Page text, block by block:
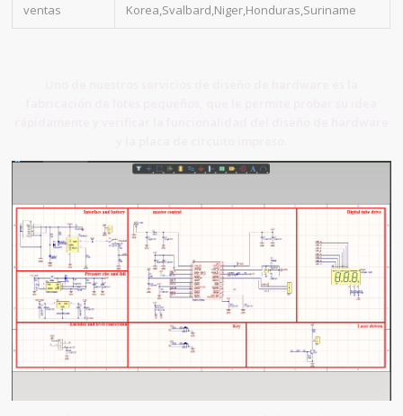
ventas
Korea,Svalbard,Niger,Honduras,Suriname